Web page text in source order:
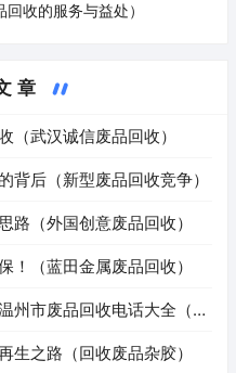
收的服务与益处）
章
（武汉诚信废品回收）
背后（新型废品回收竞争）
路（外国创意废品回收）
！（蓝田金属废品回收）
市废品回收电话大全（温
生之路（回收废品杂胶）